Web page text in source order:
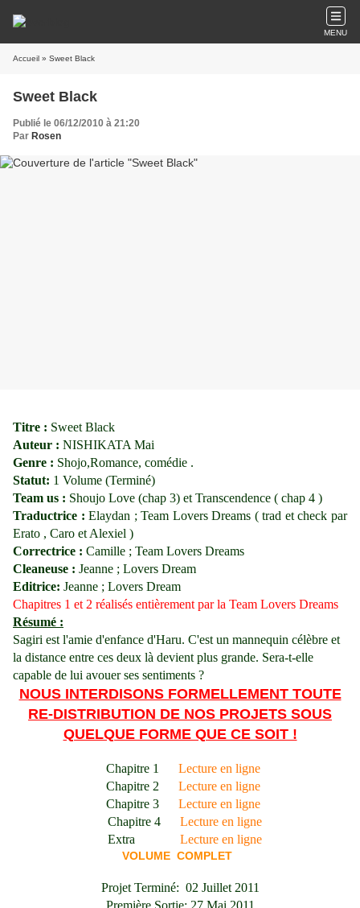
MENU
Accueil » Sweet Black
Sweet Black
Publié le 06/12/2010 à 21:20
Par Rosen
Titre : Sweet Black
Auteur : NISHIKATA Mai
Genre : Shojo,Romance, comédie .
Statut: 1 Volume (Terminé)
Team us : Shoujo Love (chap 3) et Transcendence ( chap 4 )
Traductrice : Elaydan ; Team Lovers Dreams ( trad et check par
Erato , Caro et Alexiel )
Correctrice : Camille ; Team Lovers Dreams
Cleaneuse : Jeanne ; Lovers Dream
Editrice: Jeanne ; Lovers Dream
Chapitres 1 et 2 réalisés entièrement par la Team Lovers Dreams
Résumé :
Sagiri est l'amie d'enfance d'Haru. C'est un mannequin célèbre et
la distance entre ces deux là devient plus grande. Sera-t-elle
capable de lui avouer ses sentiments ?
NOUS INTERDISONS FORMELLEMENT TOUTE
RE-DISTRIBUTION DE NOS PROJETS SOUS
QUELQUE FORME QUE CE SOIT !
Chapitre 1 Lecture en ligne
Chapitre 2 Lecture en ligne
Chapitre 3 Lecture en ligne
Chapitre 4 Lecture en ligne
Extra
Lecture en ligne
VOLUME COMPLET
Projet Terminé: 02 Juillet 2011